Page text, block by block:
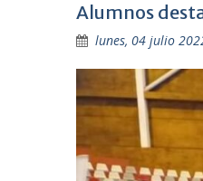
Alumnos
lunes, 04 julio